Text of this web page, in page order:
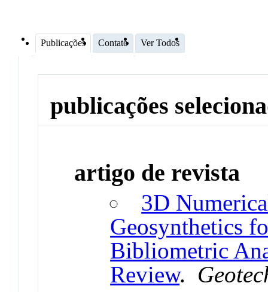
Publicações Contato Ver Todos
publicações
artigo de revista
3D
Geosynthetics
Bibliometric
Review.